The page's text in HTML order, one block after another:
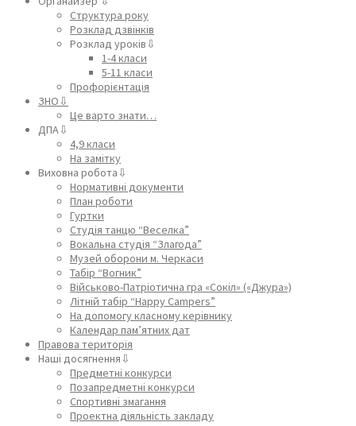
Структура року
Розклад дзвінків
Розклад уроків⇩
1-4 класи
5-11 класи
Профорієнтація
ЗНО⇩
Це варто знати…
ДПА⇩
4,9 класи
На замітку
Виховна робота⇩
Нормативні документи
План роботи
Гуртки
Студія танцю “Веселка”
Вокальна студія “Злагода”
Музей оборони м. Черкаси
Табір “Вогник”
Військово-Патріотична гра «Сокіл» («Джура»)
Літній табір “Happy Campers”
На допомогу класному керівнику
Календар пам’ятних дат
Правова територія
Наші досягнення⇩
Предметні конкурси
Позапредметні конкурси
Спортивні змагання
Проектна діяльність закладу